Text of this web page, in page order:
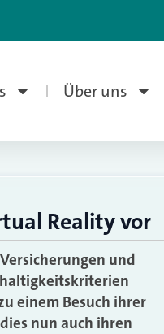
Über uns
Reality vor
und
einem Besuch ihrer
nun auch ihren